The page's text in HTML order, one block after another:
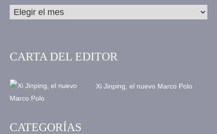
CARTA DEL EDITOR
Xi Jinping, el nuevo Marco Polo
CATEGORÍAS